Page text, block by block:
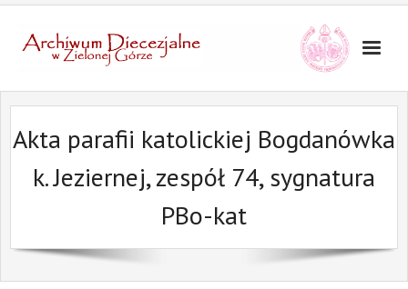
Akta parafii katolickiej Bogdanówka
k. Jeziernej, zespół 74, sygnatura
PBo-kat